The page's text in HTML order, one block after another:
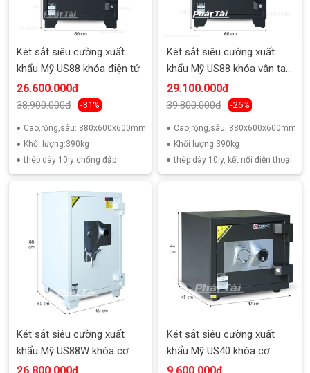
Két sắt siêu cường xuất
khẩu Mỹ US88 khóa điện tử
26.600.000đ
38.900.000đ -31%
Cao,rộng,sâu: 880x600x600mm
Khối lượng:390kg
thép dày 10ly chống đập
Két sắt siêu cường xuất
khẩu Mỹ US88 khóa vân tay
điện tử
29.100.000đ
39.800.000đ -26%
Cao,rộng,sâu: 880x600x600mm
Khối lượng:390kg
thép dày 10ly, kết nối điện thoại
Két sắt siêu cường xuất
khẩu Mỹ US88W khóa cơ
26.800.000đ
Két sắt siêu cường xuất
khẩu Mỹ US40 khóa cơ
9.600.000đ